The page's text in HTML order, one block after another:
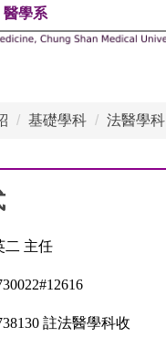
醫學系
基礎學科 法醫學科
二 主任
註法醫學科收